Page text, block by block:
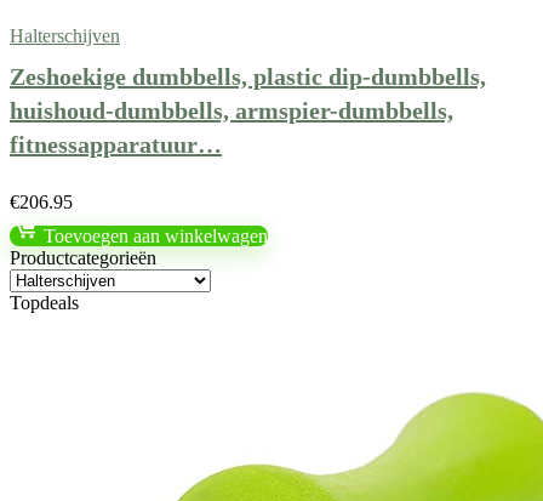
Halterschijven
Zeshoekige dumbbells, plastic dip-dumbbells,
huishoud-dumbbells, armspier-dumbbells,
fitnessapparatuur…
€206.95
Toevoegen aan winkelwagen
Productcategorieën
Topdeals